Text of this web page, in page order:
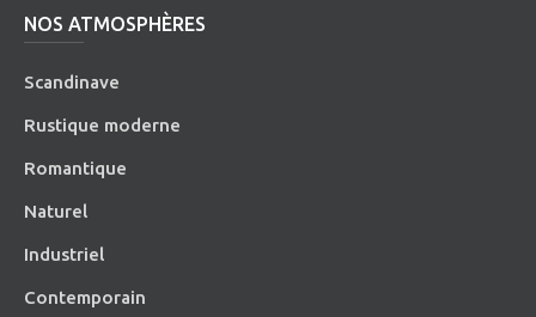
NOS ATMOSPHÈRES
Scandinave
Rustique moderne
Romantique
Naturel
Industriel
Contemporain